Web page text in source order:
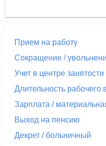
Прием на работу
Сокращение /
Учет в центре занятости
Длительность рабочего
Зарплата /
Выход на пенсию
Декрет / больничный